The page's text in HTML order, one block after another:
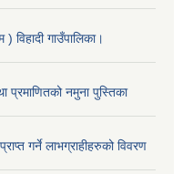
विहादी गाउँपालिका।
प्रमाणितको नमुना पुस्तिका
गर्ने लाभग्राहीहरुको विवरण